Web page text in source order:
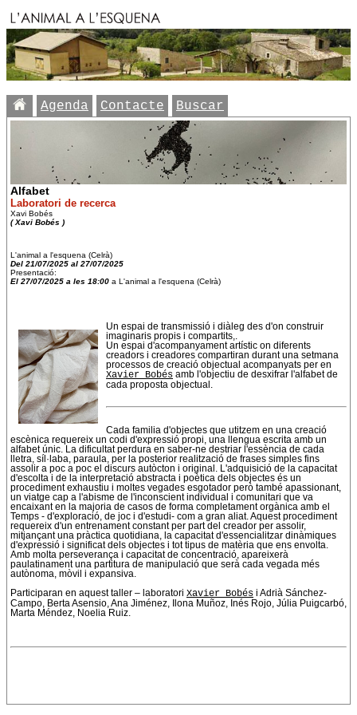
Agenda Contacte Buscar
Alfabet
Laboratori de recerca
Xavi Bobés
( Xavi Bobés )
L'animal a l'esquena (Celrà)
Del 21/07/2025 al 27/07/2025
Presentació:
El 27/07/2025 a les 18:00 a L'animal a l'esquena (Celrà)
Un espai de transmissió i diàleg des d'on construir
imaginaris propis i compartits,.
Un espai d'acompanyament artístic on diferents
creadors i creadores compartiran durant una setmana
processos de creació objectual acompanyats per en
Xavier Bobés amb l'objectiu de desxifrar l'alfabet de
cada proposta objectual.
Cada familia d'objectes que utitzem en una creació
escènica requereix un codi d'expressió propi, una llengua escrita amb un
alfabet únic. La dificultat perdura en saber-ne destriar l'essència de cada
lletra, síl·laba, paraula, per la posterior realització de frases simples fins
assolir a poc a poc el discurs autòcton i original. L'adquisició de la capacitat
d'escolta i de la interpretació abstracta i poètica dels objectes és un
procediment exhaustiu i moltes vegades esgotador però també apassionant,
un viatge cap a l'abisme de l'inconscient individual i comunitari que va
encaixant en la majoria de casos de forma completament orgànica amb el
Temps - d'exploració, de joc i d'estudi- com a gran aliat. Aquest procediment
requereix d'un entrenament constant per part del creador per assolir,
mitjançant una pràctica quotidiana, la capacitat d'essencialitzar dinàmiques
d'expressió i significat dels objectes i tot tipus de matèria que ens envolta.
Amb molta perseverança i capacitat de concentració, apareixerà
paulatinament una partitura de manipulació que serà cada vegada més
autònoma, mòvil i expansiva.
Participaran en aquest taller – laboratori Xavier Bobés i Adrià Sánchez-
Campo, Berta Asensio, Ana Jiménez, Ilona Muñoz, Inés Rojo, Júlia Puigcarbó,
Marta Méndez, Noelia Ruiz.